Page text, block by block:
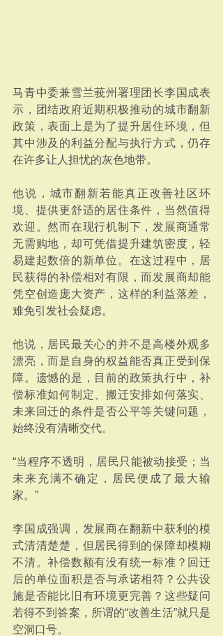
马青中委兼雪兰莪州署理团长李国成表
示，团结政府近期积极推动的城市翻新
政策，表面上是为了提升居住环境，但
其中涉及的利益分配与执行方式，仍存
在许多让人担忧的灰色地带。
他说，城市翻新若能真正改善社区环
境、提供更舒适的居住条件，当然值得
欢迎。然而在现行机制下，发展商通常
无需购地，却可凭借提升建筑密度，轻
易建起数倍的新单位。在这过程中，居
民获得的补偿相对有限，而发展商却能
凭空创造庞大资产，这样的利益落差，
难免引发社会疑虑。
他说，居民最关心的并不是高楼外观多
漂亮，而是自身的权益能否真正受到保
障。遗憾的是，目前的政策执行中，补
偿标准如何制定、搬迁安排如何落实、
未来回迁的条件是否公平等关键问题，
始终没有清晰交代。
“当程序不透明，居民只能被动接受；当
未来充满不确定，居民便成了最大输
家。”
李国成强调，发展商在翻新中获利的模
式清清楚楚，但居民得到的保障却模糊
不清。补偿数额有没有统一标准？回迁
后的单位面积是否与承诺相符？公共设
施是否能比旧有环境更完善？这些疑问
若得不到答案，所谓的“改善生活”就只是
空洞口号。